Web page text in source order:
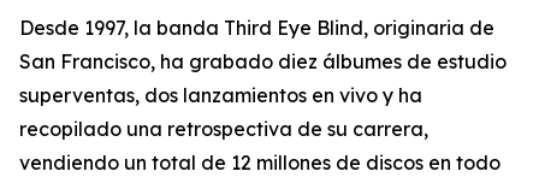
Desde 1997, la banda Third Eye Blind, originaria de
San Francisco, ha grabado diez álbumes de estudio
superventas, dos lanzamientos en vivo y ha
recopilado una retrospectiva de su carrera,
vendiendo un total de 12 millones de discos en todo